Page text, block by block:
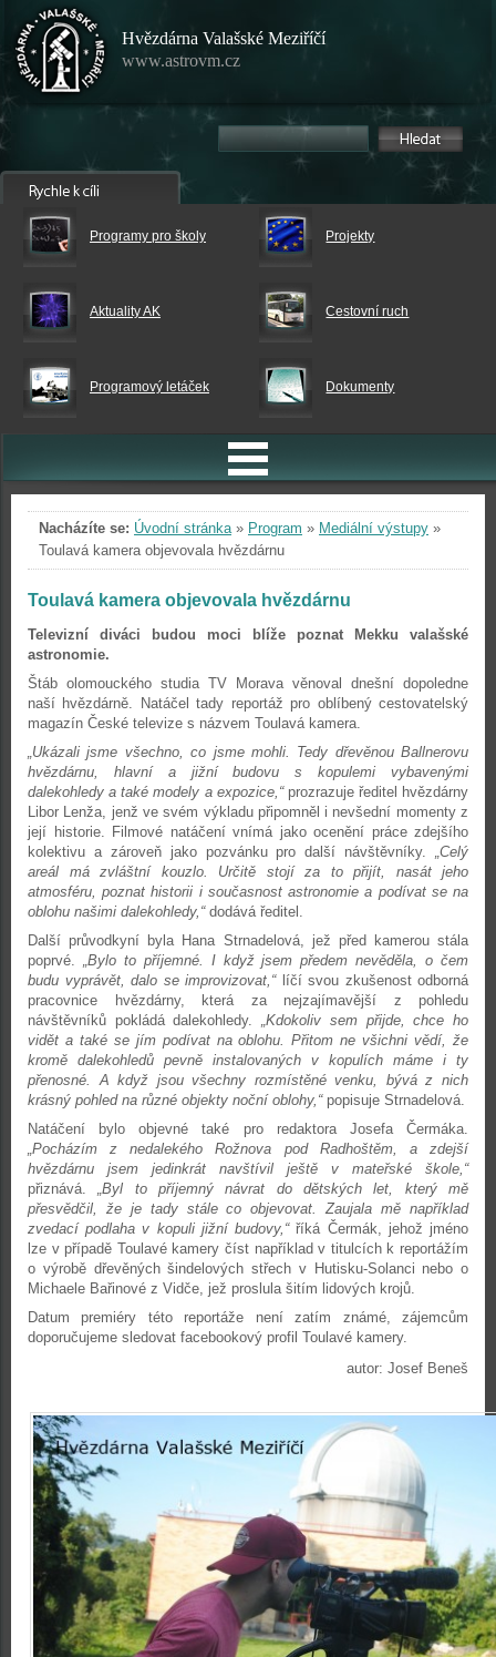
Hvězdárna Valašské Meziříčí
www.astrovm.cz
Programy pro školy Projekty
Aktuality AK Cestovní ruch
Programový letáček Dokumenty
Nacházíte se: Úvodní stránka» Program » Mediální výstupy »
Toulavá kamera objevovala hvězdárnu
Toulavá kamera objevovala hvězdárnu
Televizní diváci budou moci blíže poznat Mekku valašské
astronomie.
Štáb olomouckého studia TV Morava věnoval dnešní dopoledne
naší hvězdárně. Natáčel tady reportáž pro oblíbený cestovatelský
magazín České televize s názvem Toulavá kamera.
„Ukázali jsme všechno, co jsme mohli. Tedy dřevěnou Ballnerovu
hvězdárnu, hlavní a jižní budovu s kopulemi vybavenými
dalekohledy a také modely a expozice,“ prozrazuje ředitel hvězdárny
Libor Lenža, jenž ve svém výkladu připomněl i nevšední momenty z
její historie. Filmové natáčení vnímá jako ocenění práce zdejšího
kolektivu a zároveň jako pozvánku pro další návštěvníky. „Celý
areál má zvláštní kouzlo. Určitě stojí za to přijít, nasát jeho
atmosféru, poznat historii i současnost astronomie a podívat se na
oblohu našimi dalekohledy,“dodává ředitel.
Další průvodkyní byla Hana Strnadelová, jež před kamerou stála
poprvé. „Bylo to příjemné. I když jsem předem nevěděla, o čem
budu vyprávět, dalo se improvizovat,“líčí svou zkušenost odborná
pracovnice hvězdárny, která za nejzajímavější z pohledu
návštěvníků pokládá dalekohledy. „Kdokoliv sem přijde, chce ho
vidět a také se jím podívat na oblohu. Přitom ne všichni vědí, že
kromě dalekohledů pevně instalovaných v kopulích máme i ty
přenosné. A když jsou všechny rozmístěné venku, bývá z nich
krásný pohled na různé objekty noční oblohy,“popisuje Strnadelová.
Natáčení bylo objevné také pro redaktora Josefa Čermáka.
„Pocházím z nedalekého Rožnova pod Radhoštěm, a zdejší
hvězdárnu jsem jedinkrát navštívil ještě v mateřské škole,“
přiznává. „Byl to příjemný návrat do dětských let, který mě
přesvědčil, že je tady stále co objevovat. Zaujala mě například
zvedací podlaha v kopuli jižní budovy,“říká Čermák, jehož jméno
lze v případě Toulavé kamery číst například v titulcích k reportážím
o výrobě dřevěných šindelových střech v Hutisku-Solanci nebo o
Michaele Bařinové z Vidče, jež proslula šitím lidových krojů.
Datum premiéry této reportáže není zatím známé, zájemcům
doporučujeme sledovat facebookový profil Toulavé kamery.
autor: Josef Beneš